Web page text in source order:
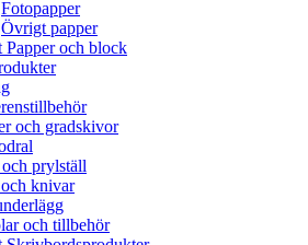
Fotopapper
Övrigt papper
Papper och block
och gradskivor
prylställ
knivar
och tillbehör